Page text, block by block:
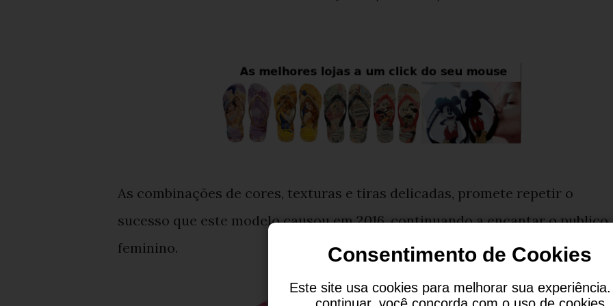
As combinações de cores, texturas e tiras delicadas, promete repetir o
sucesso que este modelo causou em 2016, continuando a encantar o publico
feminino.
Consentimento de Cookies
Este site usa cookies para melhorar sua experiência.
continuar, você concorda com o uso de cookies